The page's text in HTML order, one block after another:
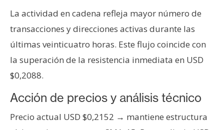
c
u
r
o
s
C
La actividad en cadena refleja mayor número de
transacciones y direcciones activas durante las
últimas veinticuatro horas. Este flujo coincide con
la superación de la resistencia inmediata en USD
$0,2088.
Acción de precios y análisis técnico
Precio actual USD $0,2152 → mantiene estructura